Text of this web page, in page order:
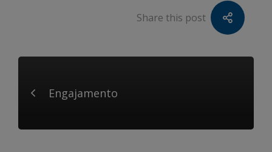
Share this post
Engajamento